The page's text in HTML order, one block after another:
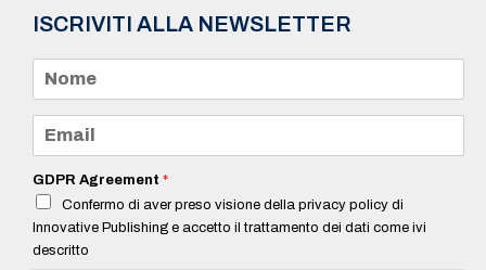
ISCRIVITI ALLA NEWSLETTER
m
e
a
i
*
GDPR Agreement *
Confermo di aver preso visione della privacy policy di
Innovative Publishing e accetto il trattamento dei dati come ivi
descritto